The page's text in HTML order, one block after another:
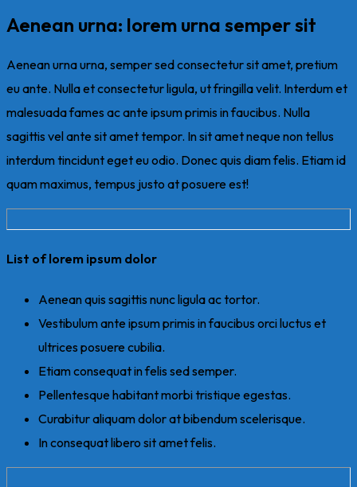
Aenean urna: lorem urna semper sit
Aenean urna urna, semper sed consectetur sit amet, pretium
eu ante. Nulla et consectetur ligula, ut fringilla velit. Interdum et
malesuada fames ac ante ipsum primis in faucibus. Nulla
sagittis vel ante sit amet tempor. In sit amet neque non tellus
interdum tincidunt eget eu odio. Donec quis diam felis. Etiam id
quam maximus, tempus justo at posuere est!
List of lorem ipsum dolor
Aenean quis sagittis nunc ligula ac tortor.
Vestibulum ante ipsum primis in faucibus orci luctus et
ultrices posuere cubilia.
Etiam consequat in felis sed semper.
Pellentesque habitant morbi tristique egestas.
Curabitur aliquam dolor at bibendum scelerisque.
In consequat libero sit amet felis.